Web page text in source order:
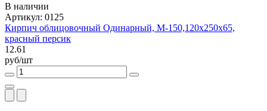
В наличии
Артикул: 0125
Кирпич облицовочный Одинарный, М-150,120x250x65,
красный персик
12.61
руб/шт